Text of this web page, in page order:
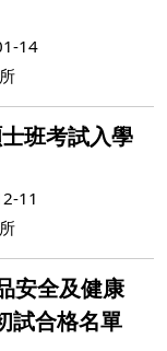
14
班考試入學
11
安全及健康
試合格名單